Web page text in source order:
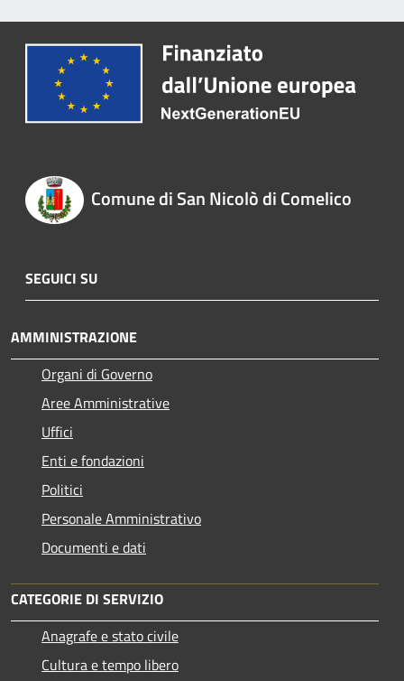
Comune di San Nicolò di Comelico
SEGUICI SU
AMMINISTRAZIONE
Organi di Governo
Aree Amministrative
Uffici
Enti e fondazioni
Politici
Personale Amministrativo
Documenti e dati
CATEGORIE DI SERVIZIO
Anagrafe e stato civile
Cultura e tempo libero